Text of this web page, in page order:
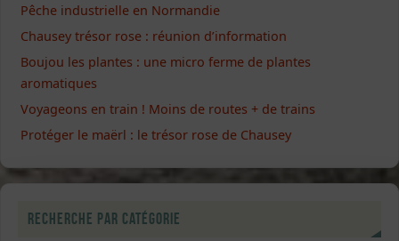
Pêche industrielle en Normandie
Chausey trésor rose : réunion d’information
Boujou les plantes : une micro ferme de plantes
aromatiques
Voyageons en train ! Moins de routes + de trains
Protéger le maërl : le trésor rose de Chausey
Recherche par catégorie